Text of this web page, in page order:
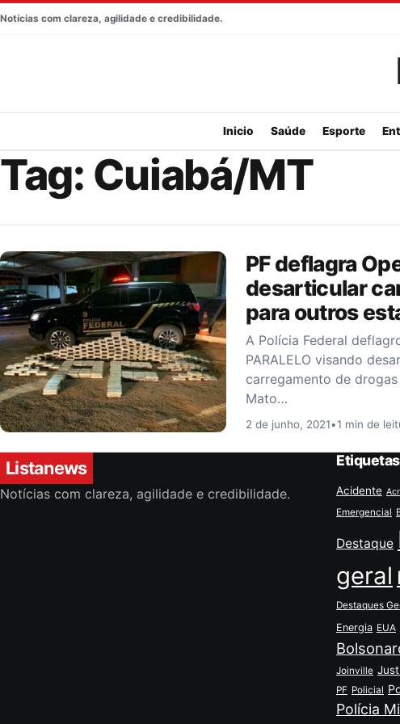
Notícias com clareza, agilidade e credibilidade.
Inicio Saúde Esporte
Tag: Cuiabá/MT
PF deflagra
desarticular
para outros
A Polícia Federal
PARALELO visando
carregamento de
Mato…
2 de junho, 2021•1 min de
Listanews
Notícias com clareza, agilidade e credibilidade.
Etiquetas
Acidente
Emergencial
Destaque
geral
Destaques
Energia EUA
Joinville
PF Policial
Polícia